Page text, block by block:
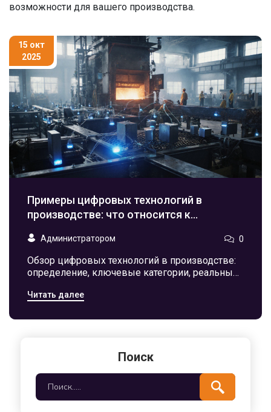
возможности для вашего производства.
15 окт
2025
Примеры цифровых технологий в
производстве: что относится к
Администратором 0
Обзор цифровых технологий в производстве:
определение, ключевые категории, реальные
ответы на часто задаваемые вопросы.
Читать далее
Поиск